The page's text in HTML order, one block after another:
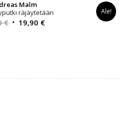
Malm
räjäytetään
€ Alkuperäinen
19,90 €Nykyinen
Ale!